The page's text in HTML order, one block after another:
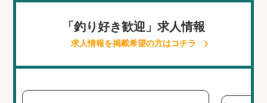
「釣り好き歓迎」求人情報
求人情報を掲載希望の方はコチラ